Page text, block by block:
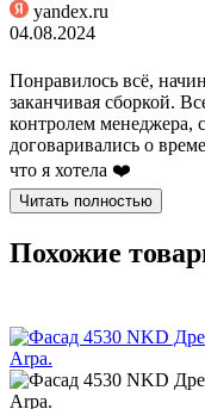
yandex.ru
04.08.2024
Понравилось всё,
заканчивая сборкой.
контролем менеджера,
договаривались о
что я хотела ❤️
Читать полностью
Похожие